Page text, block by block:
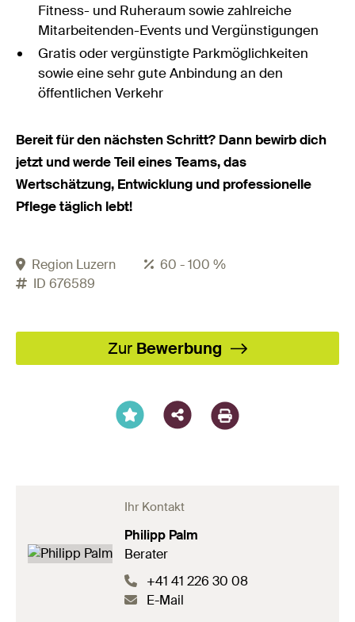
Fitness- und Ruheraum sowie zahlreiche
Mitarbeitenden-Events und Vergünstigungen
Gratis oder vergünstigte Parkmöglichkeiten
sowie eine sehr gute Anbindung an den
öffentlichen Verkehr
Bereit für den nächsten Schritt? Dann bewirb dich
jetzt und werde Teil eines Teams, das
Wertschätzung, Entwicklung und professionelle
Pflege täglich lebt!
Region Luzern
60 - 100 %
ID 676589
Zur Bewerbung
Facebook
X LinkedIn
XING
Ihr Kontakt
Philipp Palm
Berater
+41 41 226 30 08
E-Mail